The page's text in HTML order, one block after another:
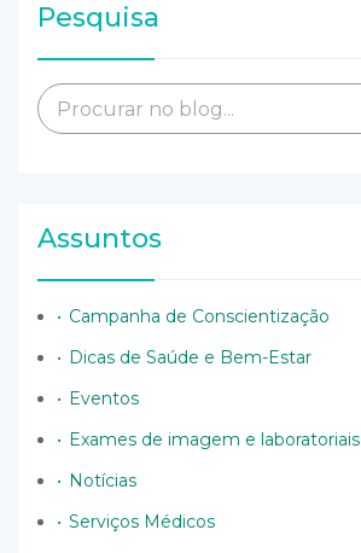
Pesquisa
Assuntos
Campanha de Conscientização
Dicas de Saúde e Bem-Estar
Eventos
Exames de imagem e laboratoriais
Notícias
Serviços Médicos